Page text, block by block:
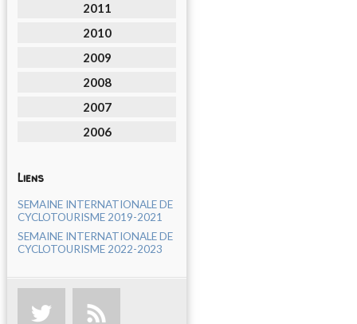
2011
2010
2009
2008
2007
2006
Liens
SEMAINE INTERNATIONALE DE
CYCLOTOURISME 2019-2021
SEMAINE INTERNATIONALE DE
CYCLOTOURISME 2022-2023